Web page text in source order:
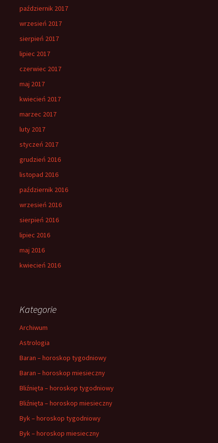
październik 2017
wrzesień 2017
sierpień 2017
lipiec 2017
czerwiec 2017
maj 2017
kwiecień 2017
marzec 2017
luty 2017
styczeń 2017
grudzień 2016
listopad 2016
październik 2016
wrzesień 2016
sierpień 2016
lipiec 2016
maj 2016
kwiecień 2016
Kategorie
Archiwum
Astrologia
Baran – horoskop tygodniowy
Baran – horoskop miesieczny
Bliźnięta – horoskop tygodniowy
Bliźnięta – horoskop miesieczny
Byk – horoskop tygodniowy
Byk – horoskop miesieczny